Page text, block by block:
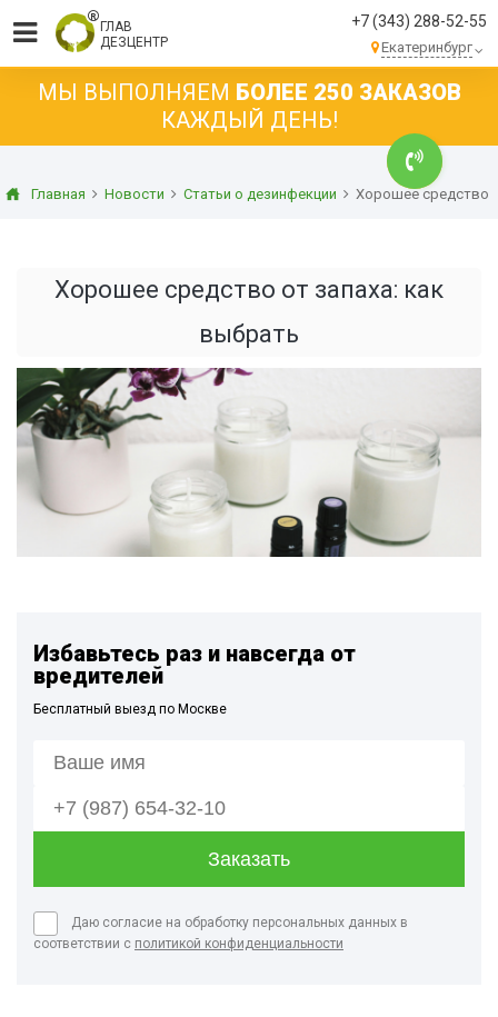
ГЛАВ
ДЕЗЦЕНТР
+7 (343) 288-52-55
Екатеринбург
МЫ ВЫПОЛНЯЕМ БОЛЕЕ 250 ЗАКАЗОВ
КАЖДЫЙ ДЕНЬ!
Главная Новости Статьи о дезинфекции Хорошее средство
Хорошее средство от запаха: как
выбрать
Избавьтесь раз и навсегда от
вредителей
Бесплатный выезд по Москве
Даю согласие на обработку персональных данных в
соответствии с политикой конфиденциальности